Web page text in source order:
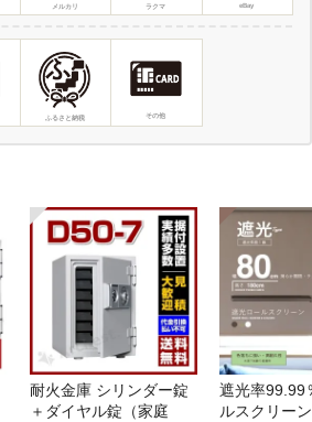
メルカリ ラクマ eBay
ふるさと納税 その他
耐火金庫 シリンダー錠
＋ダイヤル錠（家庭
遮光率99.99
ルスクリー